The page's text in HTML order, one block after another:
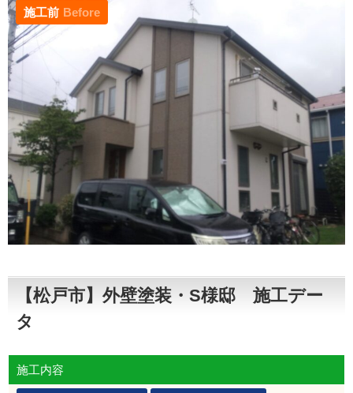
施工前 Before
【松戸市】外壁塗装・S様邸 施工デー
タ
施工内容